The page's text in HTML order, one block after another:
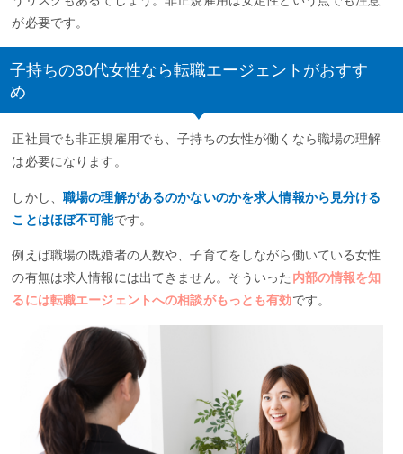
が必要です。
子持ちの30代女性なら転職エージェントがおすす
め
正社員でも非正規雇用でも、子持ちの女性が働くなら職場の理解
は必要になります。
しかし、職場の理解があるのかないのかを求人情報から見分ける
ことはほぼ不可能です。
例えば職場の既婚者の人数や、子育てをしながら働いている女性
の有無は求人情報には出てきません。そういった 内部の情報を知
るには転職エージェントへの相談がもっとも有効です。